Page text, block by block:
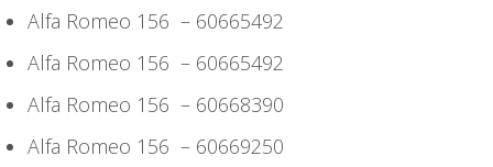
Alfa Romeo 156 – 60665492
Alfa Romeo 156 – 60665492
Alfa Romeo 156 – 60668390
Alfa Romeo 156 – 60669250